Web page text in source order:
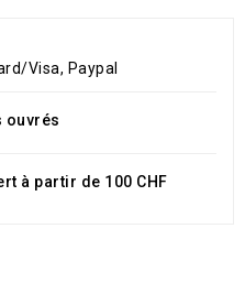
Visa, Paypal
ouvrés
à partir de 100 CHF